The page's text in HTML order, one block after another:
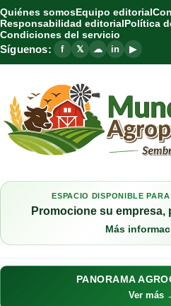
Quiénes somosEquipo editorial
Responsabilidad editorialPolítica
Condiciones del servicio
Síguenos: f 𝕏 ☁ in ▶
ESPACIO DISPONIBLE
Promocione su
Más
PANORAMA
Ver más